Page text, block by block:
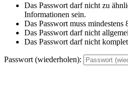
Das Passwort darf nicht zu
Informationen sein.
Das Passwort muss mindestens
Das Passwort darf nicht
Das Passwort darf nicht
Passwort (wiederholen):